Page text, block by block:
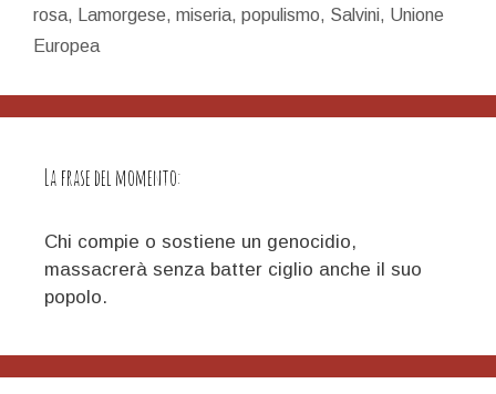
rosa, Lamorgese, miseria, populismo, Salvini, Unione
Europea
La frase del momento:
Chi compie o sostiene un genocidio,
massacrerà senza batter ciglio anche il suo
popolo.